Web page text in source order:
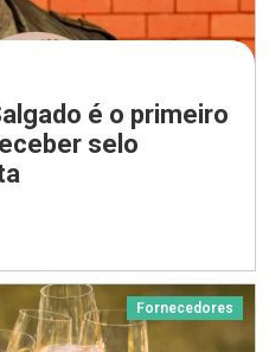
é o primeiro
selo
Fornecedores